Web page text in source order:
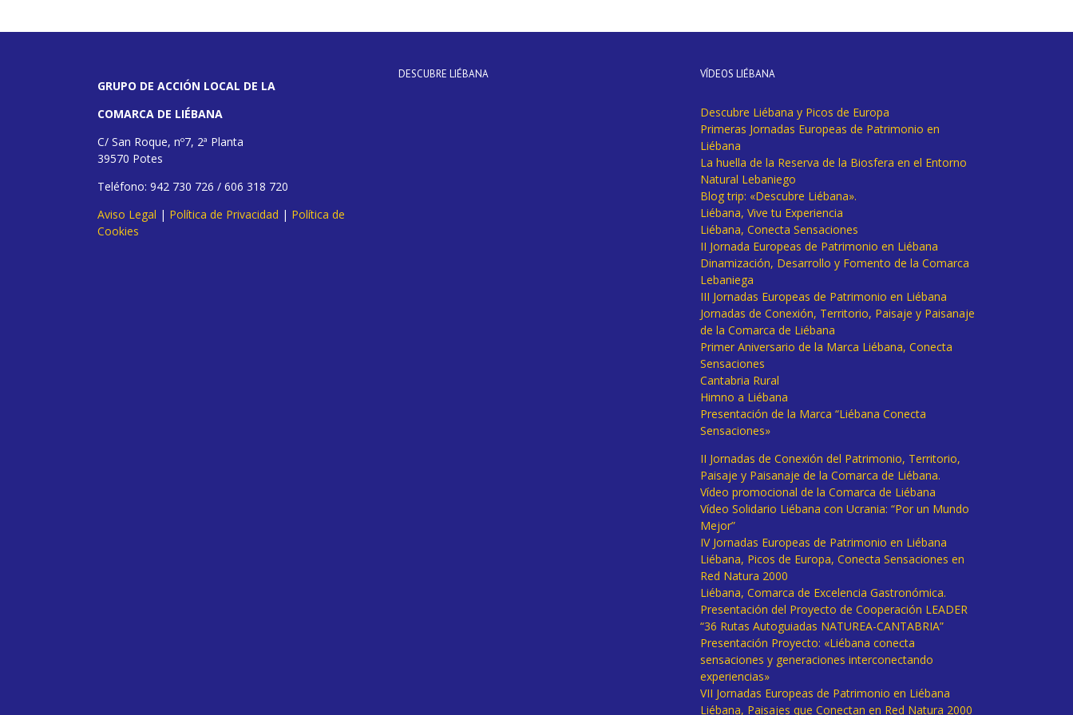
GRUPO DE ACCIÓN LOCAL DE LA
COMARCA DE LIÉBANA
C/ San Roque, nº7, 2ª Planta
39570 Potes
Teléfono: 942 730 726 / 606 318 720
Aviso Legal | Política de Privacidad | Política de
Cookies
DESCUBRE LIÉBANA VÍDEOS LIÉBANA
Descubre Liébana y Picos de Europa
Primeras Jornadas Europeas de Patrimonio en
Liébana
La huella de la Reserva de la Biosfera en el Entorno
Natural Lebaniego
Blog trip: «Descubre Liébana».
Liébana, Vive tu Experiencia
Liébana, Conecta Sensaciones
II Jornada Europeas de Patrimonio en Liébana
Dinamización, Desarrollo y Fomento de la Comarca
Lebaniega
III Jornadas Europeas de Patrimonio en Liébana
Jornadas de Conexión, Territorio, Paisaje y Paisanaje
de la Comarca de Liébana
Primer Aniversario de la Marca Liébana, Conecta
Sensaciones
Cantabria Rural
Himno a Liébana
Presentación de la Marca “Liébana Conecta
Sensaciones»
II Jornadas de Conexión del Patrimonio, Territorio,
Paisaje y Paisanaje de la Comarca de Liébana.
Vídeo promocional de la Comarca de Liébana
Vídeo Solidario Liébana con Ucrania: “Por un Mundo
Mejor”
IV Jornadas Europeas de Patrimonio en Liébana
Liébana, Picos de Europa, Conecta Sensaciones en
Red Natura 2000
Liébana, Comarca de Excelencia Gastronómica.
Presentación del Proyecto de Cooperación LEADER
“36 Rutas Autoguiadas NATUREA-CANTABRIA”
Presentación Proyecto: «Liébana conecta
sensaciones y generaciones interconectando
experiencias»
VII Jornadas Europeas de Patrimonio en Liébana
Liébana, Paisajes que Conectan en Red Natura 2000